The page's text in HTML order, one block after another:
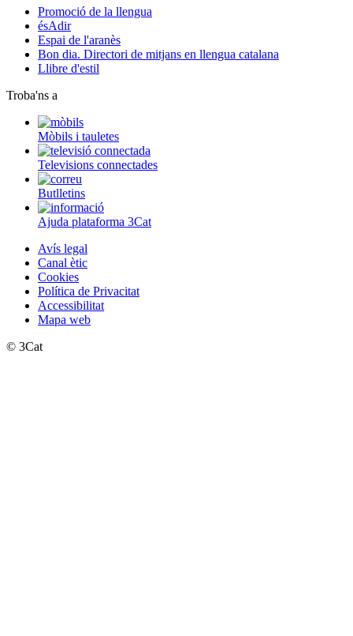
Promoció de la llengua
ésAdir
Espai de l'aranès
Bon dia. Directori de mitjans en llengua catalana
Llibre d'estil
Troba'ns a
Mòbils i tauletes
Televisions connectades
Butlletins
Ajuda plataforma 3Cat
Avís legal
Canal ètic
Cookies
Política de Privacitat
Accessibilitat
Mapa web
© 3Cat